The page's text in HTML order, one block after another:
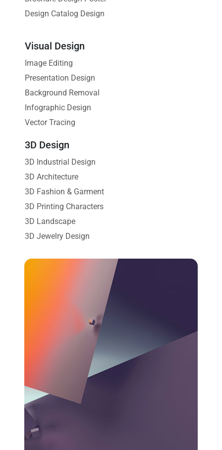
Design Catalog Design
Visual Design
Image Editing
Presentation Design
Background Removal
Infographic Design
Vector Tracing
3D Design
3D Industrial Design
3D Architecture
3D Fashion & Garment
3D Printing Characters
3D Landscape
3D Jewelry Design